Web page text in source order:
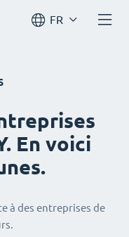
FR
En voici
à des entreprises de